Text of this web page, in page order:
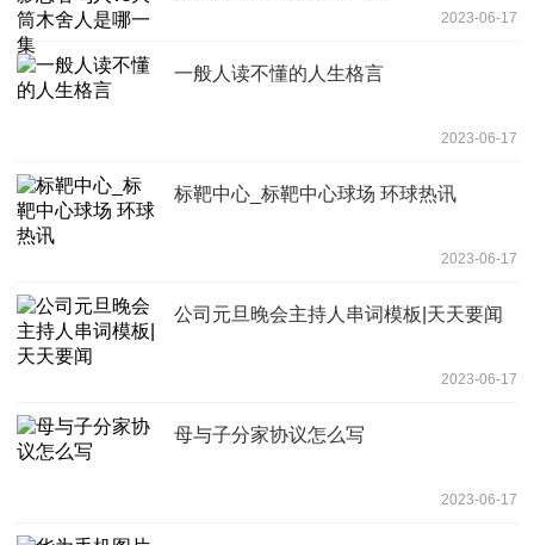
2023-06-17
一般人读不懂的人生格言
2023-06-17
标靶中心_标靶中心球场 环球热讯
2023-06-17
公司元旦晚会主持人串词模板|天天要闻
2023-06-17
母与子分家协议怎么写
2023-06-17